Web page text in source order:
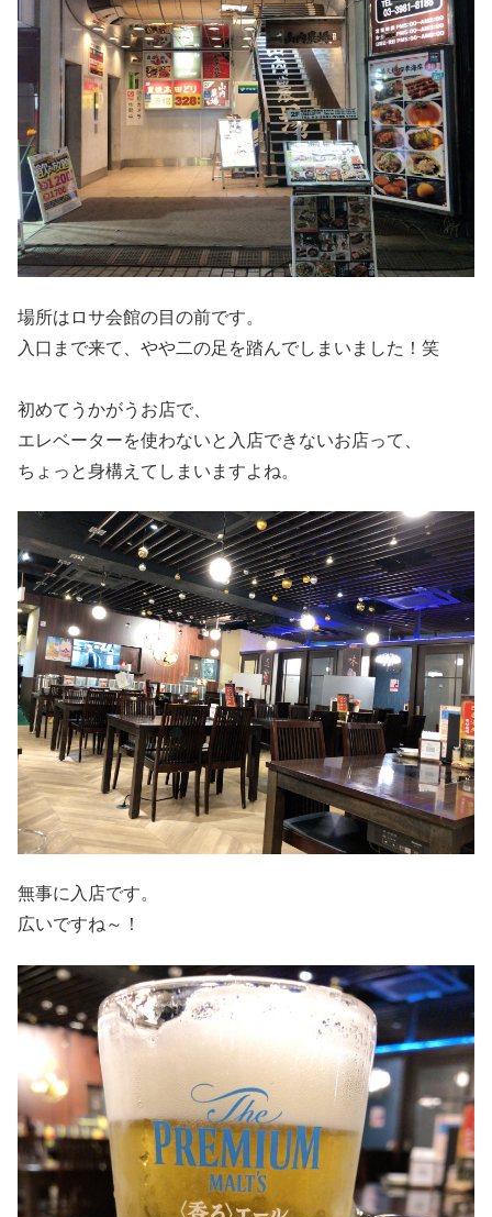
場所はロサ会館の目の前です。
入口まで来て、やや二の足を踏んでしまいました！笑
初めてうかがうお店で、
エレベーターを使わないと入店できないお店って、
ちょっと身構えてしまいますよね。
無事に入店です。
広いですね～！